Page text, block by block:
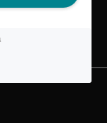
kakor
och